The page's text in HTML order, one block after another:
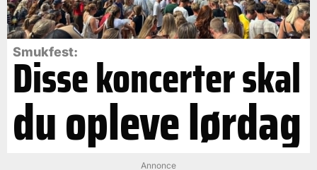
Smukfest:
Disse koncerter skal
du opleve lørdag
Annonce